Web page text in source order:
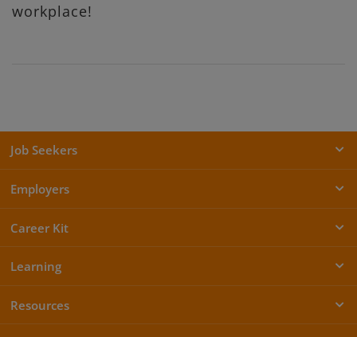
workplace!
Job Seekers
Employers
Career Kit
Learning
Resources